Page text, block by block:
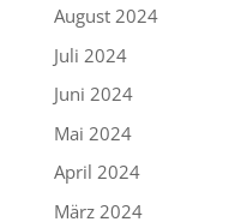
August 2024
Juli 2024
Juni 2024
Mai 2024
April 2024
März 2024